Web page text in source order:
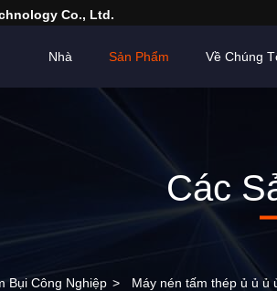
Co., Ltd.
Nhà Sản Phẩm Về Chúng
Các
Bụi Công Nghiệp > Máy nén tấm thép ủ ủ ủ